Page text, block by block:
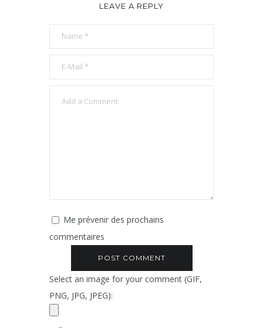
LEAVE A REPLY
Me prévenir des prochains
commentaires
Select an image for your comment (GIF,
PNG, JPG, JPEG):